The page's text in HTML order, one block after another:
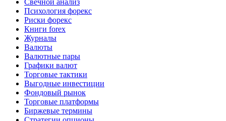
Психология форекс
Риски форекс
Книги forex
Журналы
Валюты
Валютные пары
Графики валют
Торговые тактики
Выгодные инвестиции
Фондовый рынок
Торговые платформы
Биржевые термины